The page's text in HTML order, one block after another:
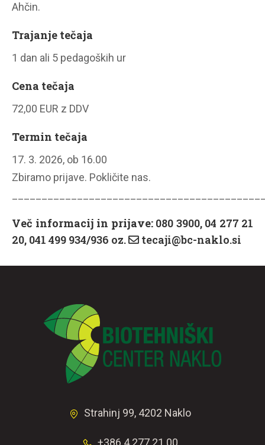
Ahčin.
Trajanje tečaja
1 dan ali 5 pedagoških ur
Cena tečaja
72,00 EUR z DDV
Termin tečaja
17. 3. 2026, ob 16.00
Zbiramo prijave. Pokličite nas.
Več informacij in prijave:080 3900, 04 277 21
20, 041 499 934/936 oz.
tecaji@bc-naklo.si
Strahinj 99, 4202 Naklo
+386 4 277 21 00